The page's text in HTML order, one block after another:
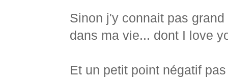
Sinon j'y connait pas
dans ma vie... dont I love
Et un petit point négatif